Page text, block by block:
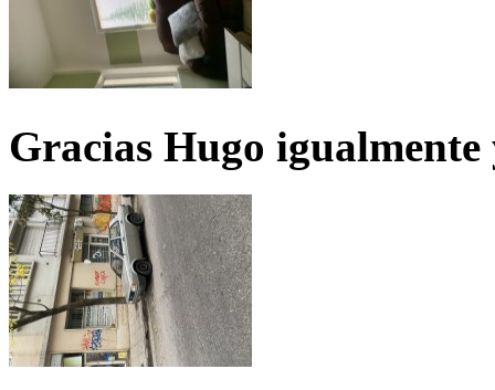
Gracias Hugo igualmente